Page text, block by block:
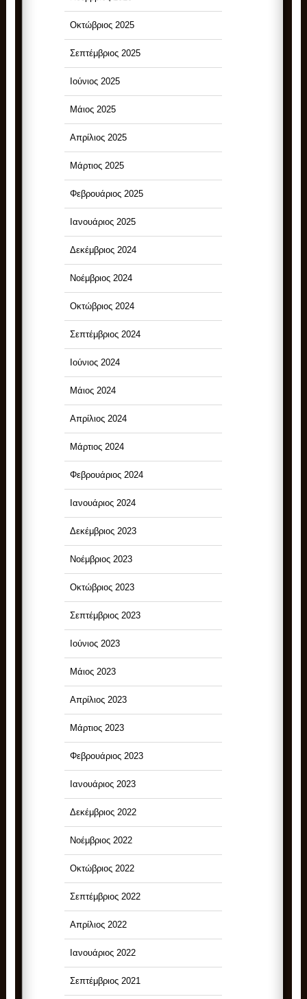
Οκτώβριος 2025
Σεπτέμβριος 2025
Ιούνιος 2025
Μάιος 2025
Απρίλιος 2025
Μάρτιος 2025
Φεβρουάριος 2025
Ιανουάριος 2025
Δεκέμβριος 2024
Νοέμβριος 2024
Οκτώβριος 2024
Σεπτέμβριος 2024
Ιούνιος 2024
Μάιος 2024
Απρίλιος 2024
Μάρτιος 2024
Φεβρουάριος 2024
Ιανουάριος 2024
Δεκέμβριος 2023
Νοέμβριος 2023
Οκτώβριος 2023
Σεπτέμβριος 2023
Ιούνιος 2023
Μάιος 2023
Απρίλιος 2023
Μάρτιος 2023
Φεβρουάριος 2023
Ιανουάριος 2023
Δεκέμβριος 2022
Νοέμβριος 2022
Οκτώβριος 2022
Σεπτέμβριος 2022
Απρίλιος 2022
Ιανουάριος 2022
Σεπτέμβριος 2021